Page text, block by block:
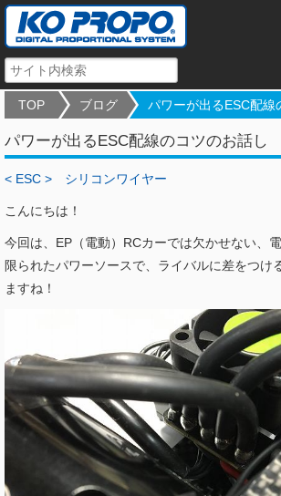
TOP ブログ パワーが出るESC配線
パワーが出るESC配線のコツのお話し
< ESC > シリコンワイヤー
こんにちは！
今回は、EP（電動）RCカーでは欠かせない、
限られたパワーソースで、ライバルに差をつけ
ますね！